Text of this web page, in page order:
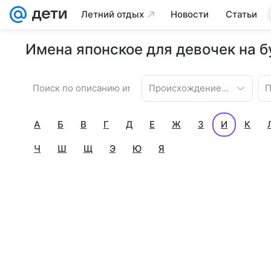
Летний отдых Новости Статьи
Имена японское для девочек на
Происхождение имени
А Б В Г Д Е Ж З И К
Ч Ш Щ Э Ю Я